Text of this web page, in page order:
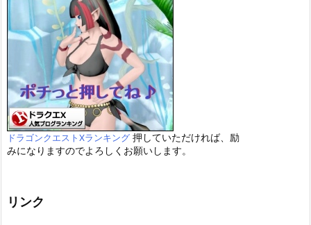
ドラゴンクエストXランキング 押していただければ、励
みになりますのでよろしくお願いします。
リンク